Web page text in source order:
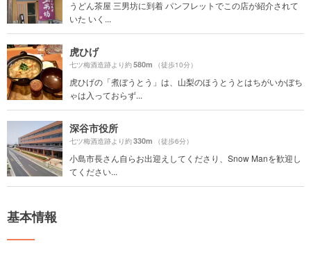
うどん茶屋 三男坊に到着 パンフレットでこの店が紹介されて
いた いく...
虎ひげ
七ツ梅酒造跡より約580m （徒歩10分）
虎ひげの「煮ぼうとう」は、山梨のほうとうとはちがいかぼち
ゃは入っておらず...
深谷市役所
七ツ梅酒造跡より約330m （徒歩6分）
小島市長さん自らお出迎えしてくださり、Snow Manを歓迎し
てください...
基本情報